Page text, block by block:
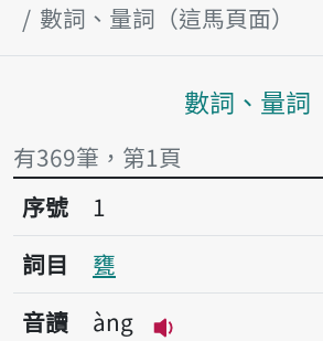
數詞、量詞（這馬頁面）
主內容區
數詞、量詞
有369筆，第1頁
序號1甕
序號
1
詞目
甕
音讀
àng